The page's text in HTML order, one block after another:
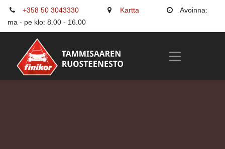
+358 50 3043330 Kartta
Avoinna:
ma - pe klo: 8.00 - 16.00